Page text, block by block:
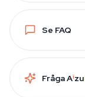
Se FAQ
Fråga Aizu